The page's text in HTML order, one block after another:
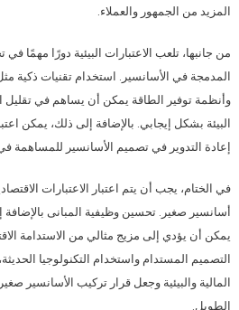
المزيد من الجمهور والعملاء.
من جانبها، تلعب الاعتبارات البيئية دورًا مهمًا
وأنظمة توفير الطاقة يمكن أن يساهم في تقليل
البيئة بشكل إيجابي. بالإضافة إلى ذلك، يمكن
إعادة التدوير في تصميم الأسانسير للمساهمة في
في الختام، يجب أن يتم اعتبار الاعتبارات
أسانسير صغير. تحسين وظيفية المبانى بالإضافة
يمكن أن يؤدي إلى مزيج مثالي من الاستدامة
التصميم المستدام واستخدام التكنولوجيا
المالية والبيئية وجعل قرار تركيب الأسانسير
الطويل.